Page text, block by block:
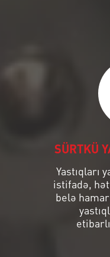
SÜRTKÜ
Yastıqları
istifadə,
belə